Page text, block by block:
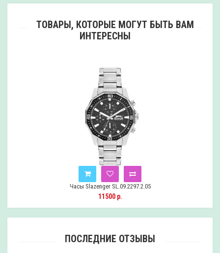
ТОВАРЫ, КОТОРЫЕ МОГУТ БЫТЬ ВАМ
ИНТЕРЕСНЫ
Часы Slazenger SL.09.2297.2.05
11500 р.
ПОСЛЕДНИЕ ОТЗЫВЫ